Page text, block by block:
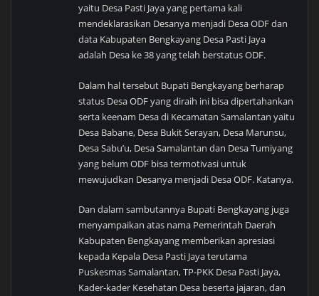
yaitu Desa Pasti Jaya yang pertama kali
mendeklarasikan Desanya menjadi Desa ODF dan
data Kabupaten Bengkayang Desa Pasti Jaya
adalah Desa ke 38 yang telah berstatus ODF.
Dalam hal tersebut Bupati Bengkayang berharap
status Desa ODF yang diraih ini bisa dipertahankan
serta keenam Desa di Kecamatan Samalantan yaitu
Desa Babane, Desa Bukit Serayan, Desa Marunsu,
Desa Sabu’u, Desa Samalantan dan Desa Tumiyang
yang belum ODF bisa termotivasi untuk
mewujudkan Desanya menjadi Desa ODF. Katanya.
Dan dalam sambutannya Bupati Bengkayang juga
menyampaikan atas nama Pemerintah Daerah
Kabupaten Bengkayang memberikan apresiasi
kepada Kepala Desa Pasti Jaya terutama
Puskesmas Samalantan, TP-PKK Desa Pasti Jaya,
Kader-kader Kesehatan Desa beserta jajaran, dan